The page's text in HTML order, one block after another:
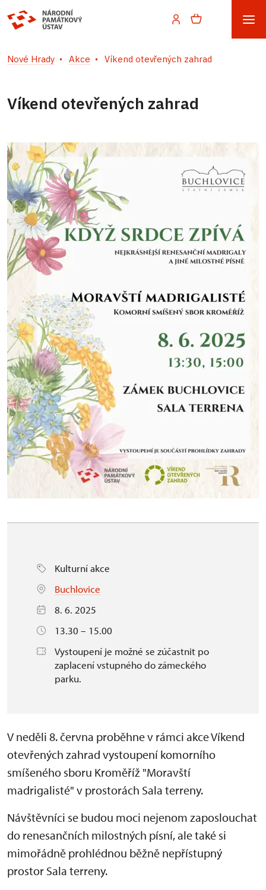
Nové Hrady Akce Víkend otevřených zahrad
Víkend otevřených zahrad
Kulturní akce
Buchlovice
8. 6. 2025
13.30 – 15.00
Vystoupení je možné se zúčastnit po
zaplacení vstupného do zámeckého
parku.
V neděli 8. června proběhne v rámci akce Víkend
otevřených zahrad vystoupení komorního
smíšeného sboru Kroměříž "Moravští
madrigalisté" v prostorách Sala terreny.
Návštěvníci se budou moci nejenom zaposlouchat
do renesančních milostných písní, ale také si
mimořádně prohlédnou běžně nepřístupný
prostor Sala terreny.